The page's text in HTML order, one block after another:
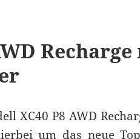
XC40 P8 AWD
um das neue